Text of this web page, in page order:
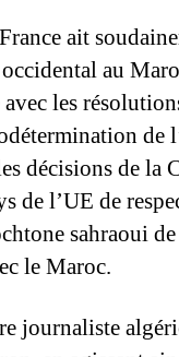
ait
au
les
de
décisions de la
de l’UE de
sahraoui
le Maroc.
journaliste